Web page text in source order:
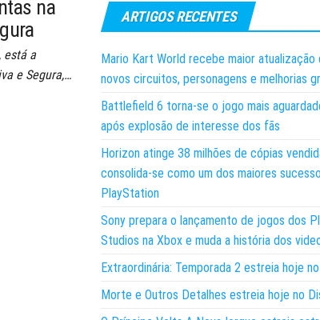
na
está a
e Segura,…
ARTIGOS RECENTES
Mario Kart World recebe maior atualização
novos circuitos, personagens e melhorias
Battlefield 6 torna-se o jogo mais
após explosão de interesse dos fãs
Horizon atinge 38 milhões de cópias
consolida-se como um dos maiores
PlayStation
Sony prepara o lançamento de jogos dos
Studios na Xbox e muda a história dos
Extraordinária: Temporada 2 estreia hoje
Morte e Outros Detalhes estreia hoje no